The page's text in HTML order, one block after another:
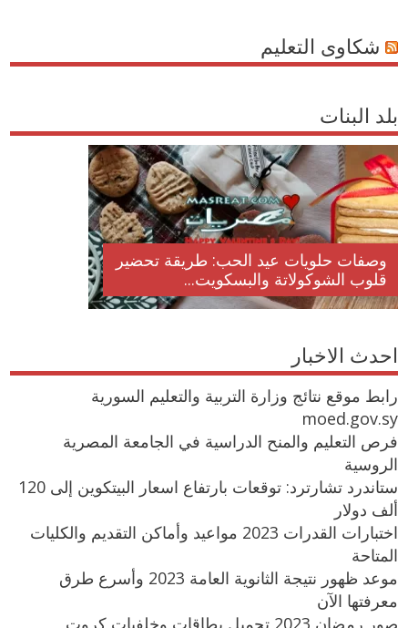
شكاوى التعليم
بلد البنات
وصفات حلويات عيد الحب: طريقة تحضير
قلوب الشوكولاتة والبسكويت...
احدث الاخبار
رابط موقع نتائج وزارة التربية والتعليم السورية
moed.gov.sy
فرص التعليم والمنح الدراسية في الجامعة المصرية
الروسية
ستاندرد تشارترد: توقعات بارتفاع اسعار البيتكوين إلى 120
ألف دولار
اختبارات القدرات 2023 مواعيد وأماكن التقديم والكليات
المتاحة
موعد ظهور نتيجة الثانوية العامة 2023 وأسرع طرق
معرفتها الآن